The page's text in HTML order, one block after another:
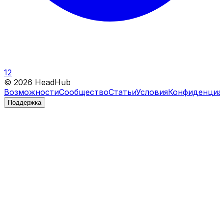
12
© 2026 HeadHub
ВозможностиСообществоСтатьиУсловия
Поддержка